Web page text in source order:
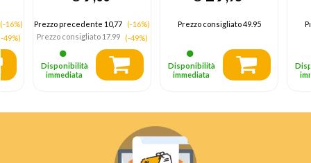
(-16%)
49%)
Prezzo precedente 10,77
(-16%)
Prezzo consigliato17.99 (-49%)
Disponibilità
immediata
Smartphone Bianco
AC Ricarica rapida
Interno
Prezzo consigliato49.95
Disponibilità
immediata